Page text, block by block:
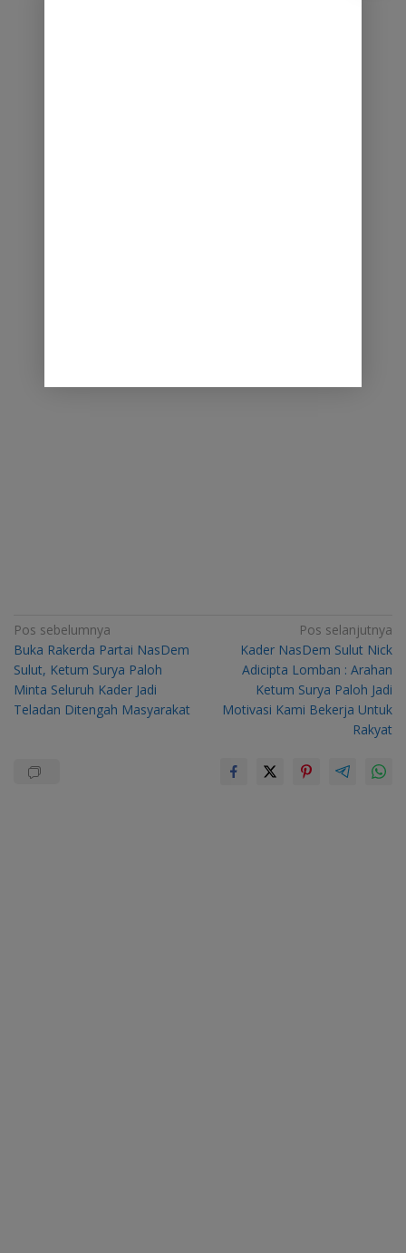
Navigasi
pos
Pos sebelumnya
Buka Rakerda Partai NasDem
Sulut, Ketum Surya Paloh
Minta Seluruh Kader Jadi
Teladan Ditengah Masyarakat
Pos selanjutnya
Kader NasDem Sulut Nick
Adicipta Lomban : Arahan
Ketum Surya Paloh Jadi
Motivasi Kami Bekerja Untuk
Rakyat